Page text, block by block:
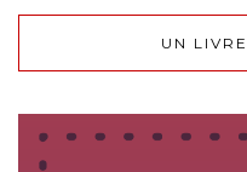
UN